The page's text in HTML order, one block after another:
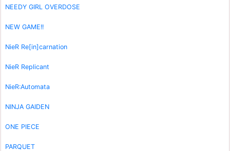
NEEDY GIRL OVERDOSE
NEW GAME!!
NieR Re[in]carnation
NieR Replicant
NieR:Automata
NINJA GAIDEN
ONE PIECE
PARQUET